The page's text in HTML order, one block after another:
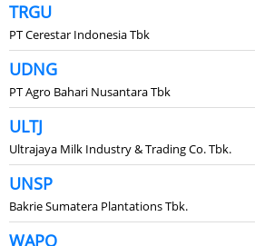
TRGU
PT Cerestar Indonesia Tbk
UDNG
PT Agro Bahari Nusantara Tbk
ULTJ
Ultrajaya Milk Industry & Trading Co. Tbk.
UNSP
Bakrie Sumatera Plantations Tbk.
WAPO